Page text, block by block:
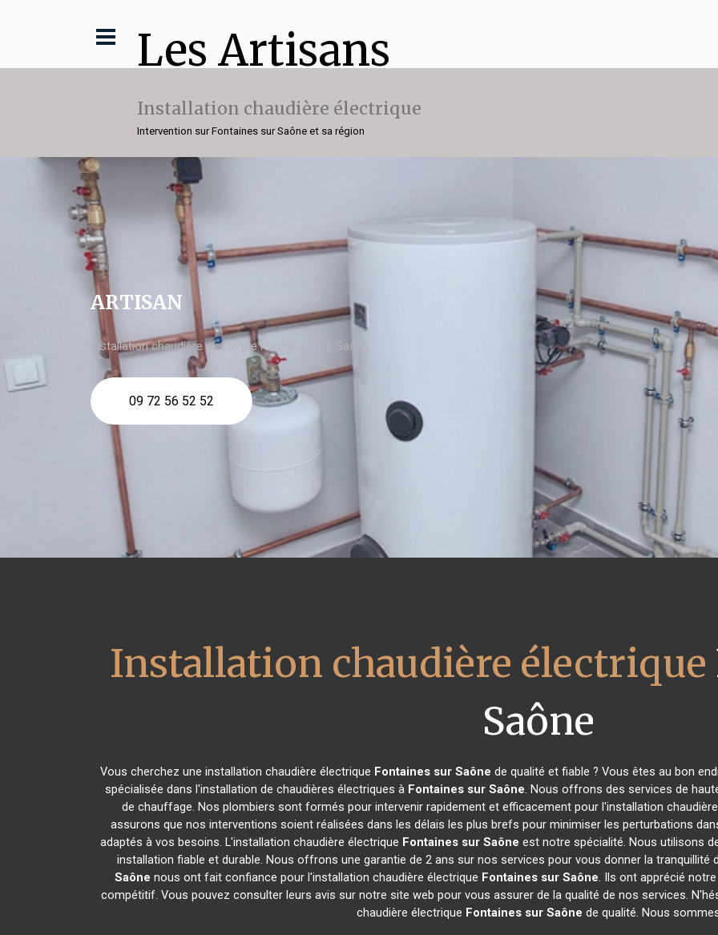
Les Artisans
Installation chaudière électrique
Intervention sur Fontaines sur Saône et sa région
ARTISAN
Installation chaudière électrique Fontaines sur Saône
09 72 56 52 52
Installation chaudière électrique
Saône
Vous cherchez une installation chaudière électrique Fontaines sur Saône de qualité et fiable ? Vous êtes au bon
spécialisée dans l'installation de chaudières électriques à Fontaines sur Saône. Nous offrons des services de
de chauffage. Nos plombiers sont formés pour intervenir rapidement et efficacement pour l'installation
assurons que nos interventions soient réalisées dans les délais les plus brefs pour minimiser les perturbations
adaptés à vos besoins. L'installation chaudière électrique Fontaines sur Saône est notre spécialité. Nous utilisons
installation fiable et durable. Nous offrons une garantie de 2 ans sur nos services pour vous donner la
Saône nous ont fait confiance pour l'installation chaudière électrique Fontaines sur Saône. Ils ont apprécié
compétitif. Vous pouvez consulter leurs avis sur notre site web pour vous assurer de la qualité de nos services.
chaudière électrique Fontaines sur Saône de qualité. Nous